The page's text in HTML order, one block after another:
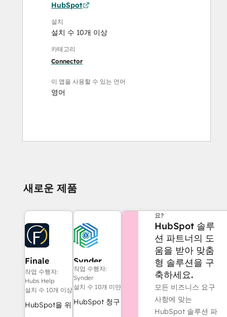
HubSpot
설치
설치 수 10개 이상
카테고리
Connector
이 앱을 사용할 수 있는 언어
영어
새로운 제품
Finale
Composer
작업 수행자:
Hubs Help
설치 수 10개 이상
HubSpot을 위
Synder
작업 수행자:
Synder
설치 수 10개 미만
HubSpot 청구
요?
HubSpot 솔루
션 파트너의 도
움을 받아 맞춤
형 솔루션을 구
축하세요.
모든 비즈니스 요구
사항에 맞는
HubSpot 솔루션 파